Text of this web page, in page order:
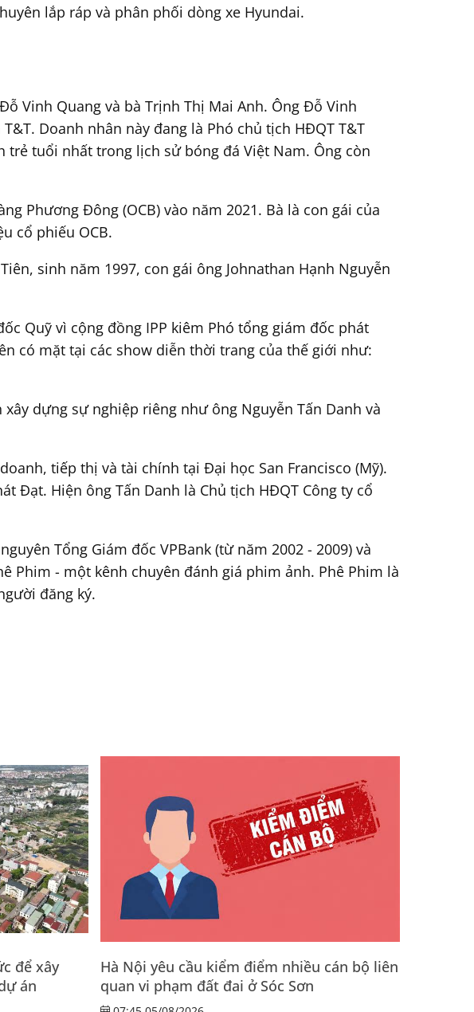
lắp ráp và phân phối dòng xe Hyundai.
Vinh Quang và bà Trịnh Thị Mai Anh. Ông Đỗ Vinh
Doanh nhân này đang là Phó chủ tịch HĐQT T&T
trẻ tuổi nhất trong lịch sử bóng đá Việt Nam. Ông còn
Phương Đông (OCB) vào năm 2021. Bà là con gái của
cổ phiếu OCB.
sinh năm 1997, con gái ông Johnathan Hạnh Nguyễn
Quỹ vì cộng đồng IPP kiêm Phó tổng giám đốc phát
có mặt tại các show diễn thời trang của thế giới như:
dựng sự nghiệp riêng như ông Nguyễn Tấn Danh và
tiếp thị và tài chính tại Đại học San Francisco (Mỹ).
Đạt. Hiện ông Tấn Danh là Chủ tịch HĐQT Công ty cổ
Tổng Giám đốc VPBank (từ năm 2002 - 2009) và
Phim - một kênh chuyên đánh giá phim ảnh. Phê Phim là
đăng ký.
để xây
án
Hà Nội yêu cầu kiểm điểm nhiều cán bộ liên
quan vi phạm đất đai ở Sóc Sơn